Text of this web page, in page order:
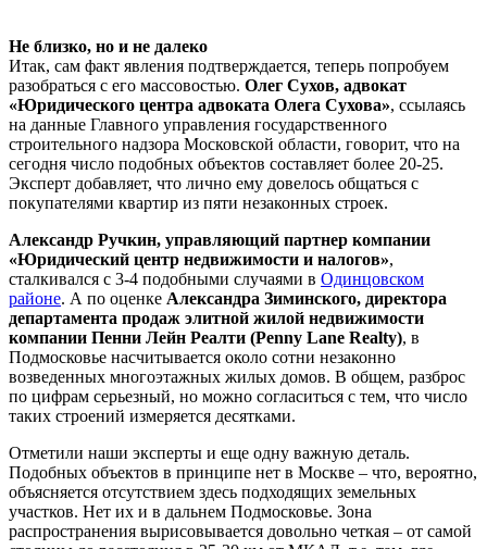
Не близко, но и не далеко
Итак, сам факт явления подтверждается, теперь попробуем
разобраться с его массовостью. Олег Сухов, адвокат
«Юридического центра адвоката Олега Сухова», ссылаясь
на данные Главного управления государственного
строительного надзора Московской области, говорит, что на
сегодня число подобных объектов составляет более 20-25.
Эксперт добавляет, что лично ему довелось общаться с
покупателями квартир из пяти незаконных строек.
Александр Ручкин, управляющий партнер компании
«Юридический центр недвижимости и налогов»,
сталкивался с 3-4 подобными случаями в Одинцовском
районе. А по оценке Александра Зиминского, директора
департамента продаж элитной жилой недвижимости
компании Пенни Лейн Реалти (Penny Lane Realty), в
Подмосковье насчитывается около сотни незаконно
возведенных многоэтажных жилых домов. В общем, разброс
по цифрам серьезный, но можно согласиться с тем, что число
таких строений измеряется десятками.
Отметили наши эксперты и еще одну важную деталь.
Подобных объектов в принципе нет в Москве – что, вероятно,
объясняется отсутствием здесь подходящих земельных
участков. Нет их и в дальнем Подмосковье. Зона
распространения вырисовывается довольно четкая – от самой